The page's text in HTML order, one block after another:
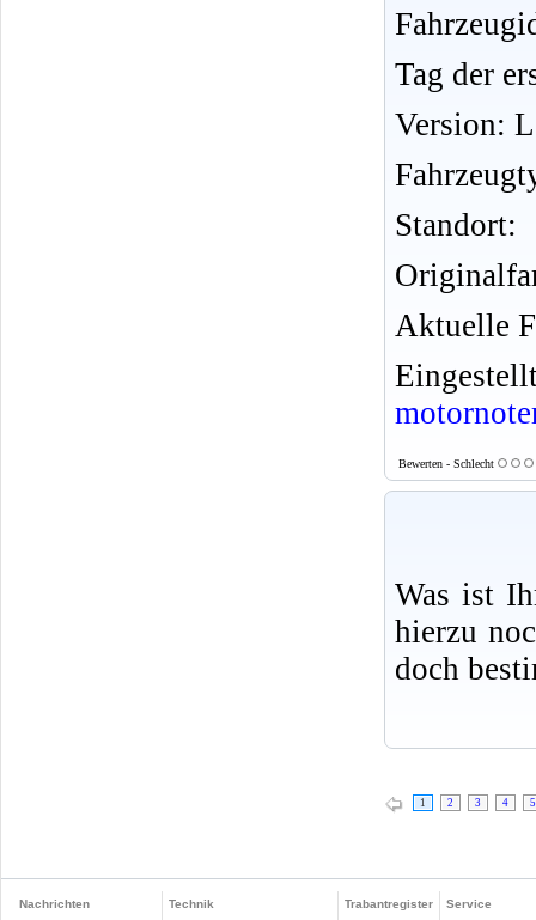
Tag der
Version:
Standort:
Aktuelle
Bewerten - Schlecht
Was ist
hierzu
doch
1 2 3 4 5
Nachrichten
Technik
Trabantregister
Service